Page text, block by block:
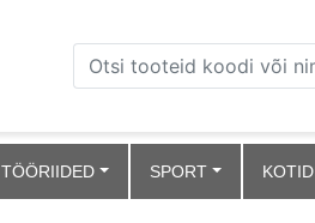
TÖÖRIIDED SPORT KOTID